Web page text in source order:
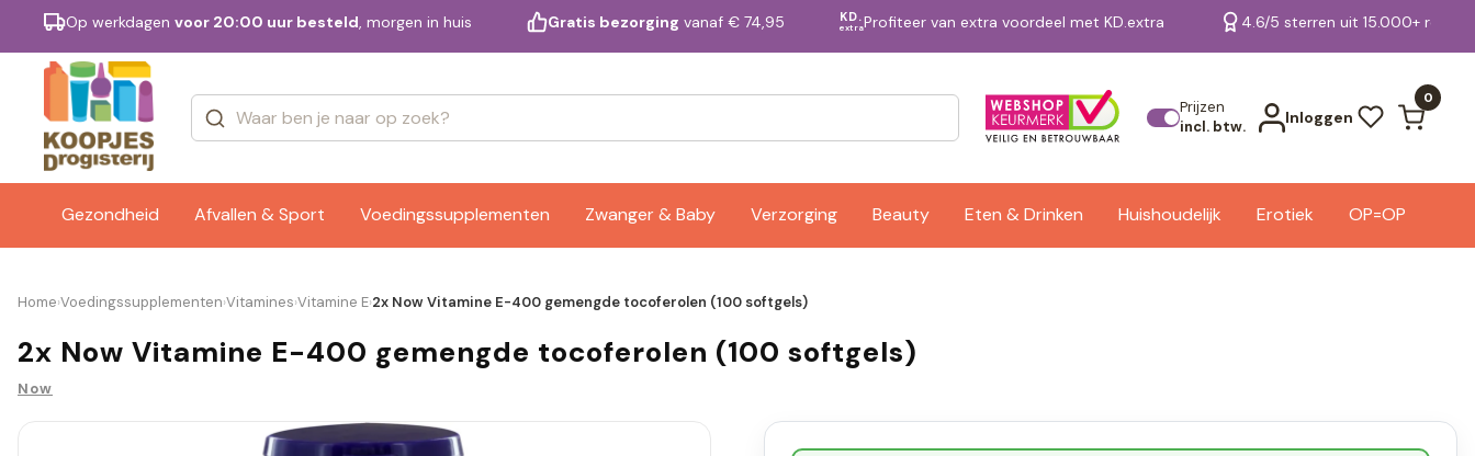
Op werkdagen voor 20:00 uur besteld, morgen in huis Gratis bezorging vanaf € 74,95 KD.
extraProfiteer van extra voordeel met KD.extra 4.6/5 sterren uit 15.000+
Prijzen
incl. btw.
Inloggen
0
Gezondheid Afvallen & Sport Voedingssupplementen Zwanger & Baby Verzorging Beauty Eten & Drinken Huishoudelijk Erotiek OP=OP
Merken Bekijk alle resultaten
Home›Voedingssupplementen›Vitamines›Vitamine E›2x Now Vitamine E-400 gemengde tocoferolen (100 softgels)
2x Now Vitamine E-400 gemengde tocoferolen (100 softgels)
Now